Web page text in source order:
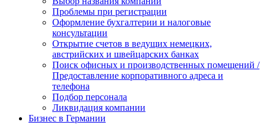
Проблемы при регистрации
Оформление бухгалтерии и налоговые
консультации
Открытие счетов в ведущих немецких,
австрийских и швейцарских банках
Поиск офисных и производственных помещений /
Предоставление корпоративного адреса и
телефона
Подбор персонала
Ликвидация компании
Бизнес в Германии